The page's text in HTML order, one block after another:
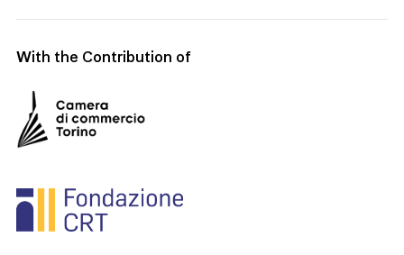
With the Contribution of